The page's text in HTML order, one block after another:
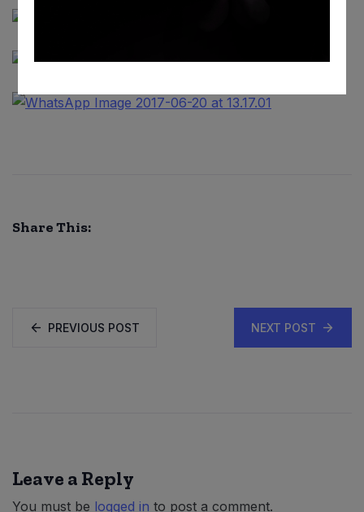
Share This:
PREVIOUS POST NEXT POST
Leave a Reply
You must be logged in to post a comment.